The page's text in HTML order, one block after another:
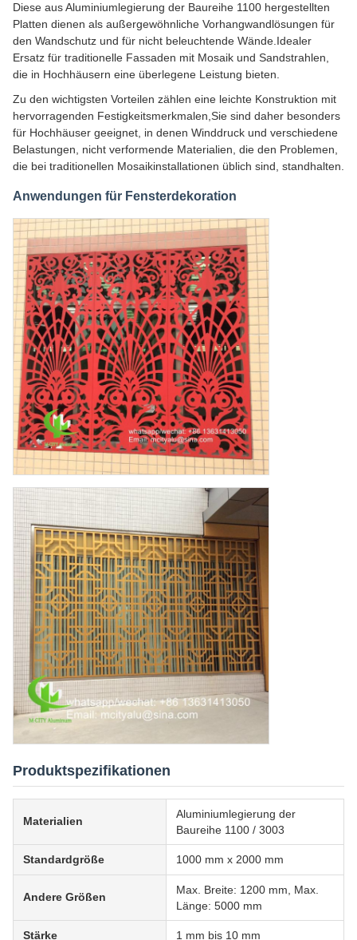
Diese aus Aluminiumlegierung der Baureihe 1100 hergestellten
Platten dienen als außergewöhnliche Vorhangwandlösungen für
den Wandschutz und für nicht beleuchtende Wände.Idealer
Ersatz für traditionelle Fassaden mit Mosaik und Sandstrahlen,
die in Hochhäusern eine überlegene Leistung bieten.
Zu den wichtigsten Vorteilen zählen eine leichte Konstruktion mit
hervorragenden Festigkeitsmerkmalen,Sie sind daher besonders
für Hochhäuser geeignet, in denen Winddruck und verschiedene
Belastungen, nicht verformende Materialien, die den Problemen,
die bei traditionellen Mosaikinstallationen üblich sind, standhalten.
Anwendungen für Fensterdekoration
Produktspezifikationen
Materialien
Aluminiumlegierung der
Baureihe 1100 / 3003
Standardgröße 1000 mm x 2000 mm
Andere Größen
Max. Breite: 1200 mm, Max.
Länge: 5000 mm
Stärke 1 mm bis 10 mm